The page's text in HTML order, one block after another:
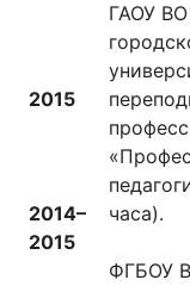
2015
2014–
2015
ГАОУ
часа).
ФГБОУ